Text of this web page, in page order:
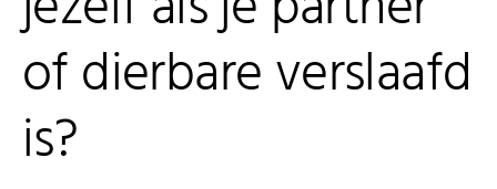
of dierbare verslaafd
is?